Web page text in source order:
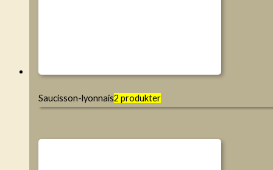
Saucisson-lyonnais2 produkter